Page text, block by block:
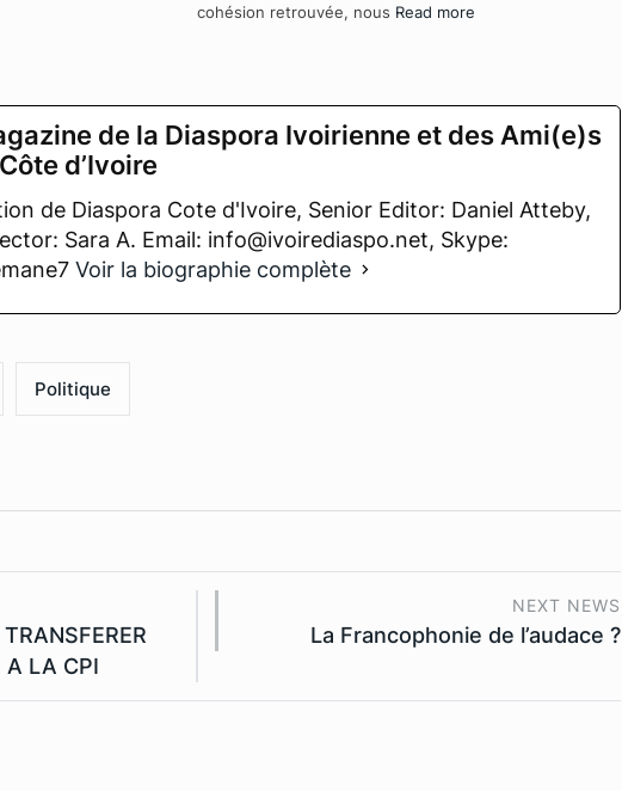
cohésion retrouvée, nous Read more
de la Diaspora Ivoirienne et des Ami(e)s
d’Ivoire
de Diaspora Cote d'Ivoire, Senior Editor: Daniel Atteby,
Sara A. Email: info@ivoirediaspo.net, Skype:
Voir la biographie complète
Politique
A LA CPI
NEXT NEWS
La Francophonie de l’audace ?